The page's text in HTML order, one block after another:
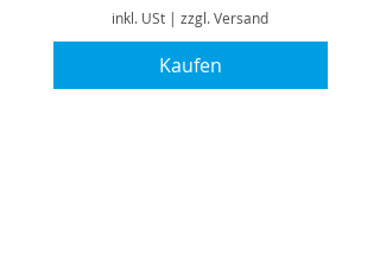
inkl. USt | zzgl. Versand
Kaufen